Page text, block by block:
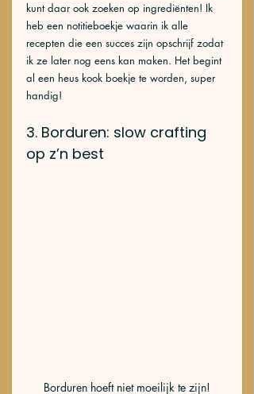
kunt daar ook zoeken op ingrediënten! Ik
heb een notitieboekje waarin ik alle
recepten die een succes zijn opschrijf zodat
ik ze later nog eens kan maken. Het begint
al een heus kook boekje te worden, super
handig!
3. Borduren: slow crafting
op z’n best
Borduren hoeft niet moeilijk te zijn!